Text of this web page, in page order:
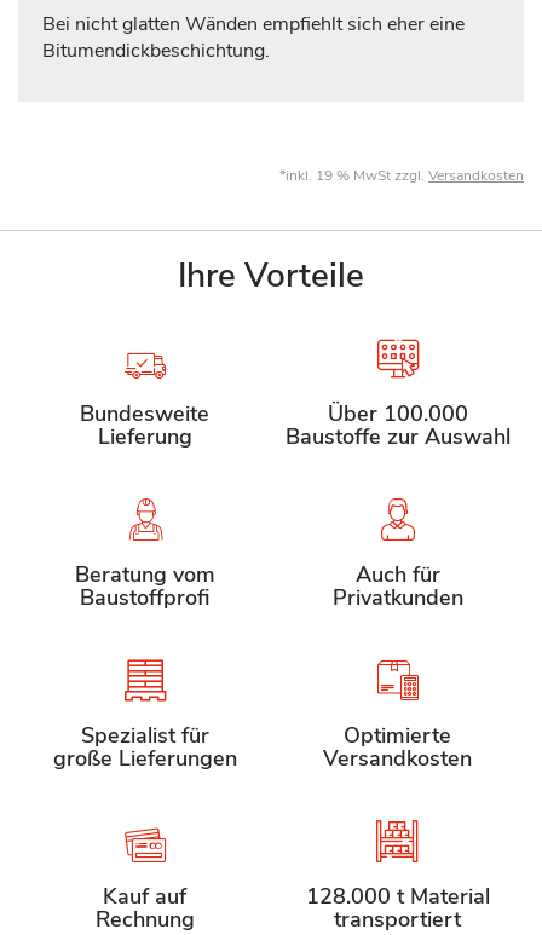
Bei nicht glatten Wänden empfiehlt sich eher eine
Bitumendickbeschichtung.
*inkl. 19 % MwSt zzgl. Versandkosten
Ihre Vorteile
Bundesweite
Lieferung
Über 100.000
Baustoffe zur Auswahl
Beratung vom
Baustoffprofi
Auch für
Privatkunden
Spezialist für
große Lieferungen
Optimierte
Versandkosten
Kauf auf
Rechnung
128.000 t Material
transportiert